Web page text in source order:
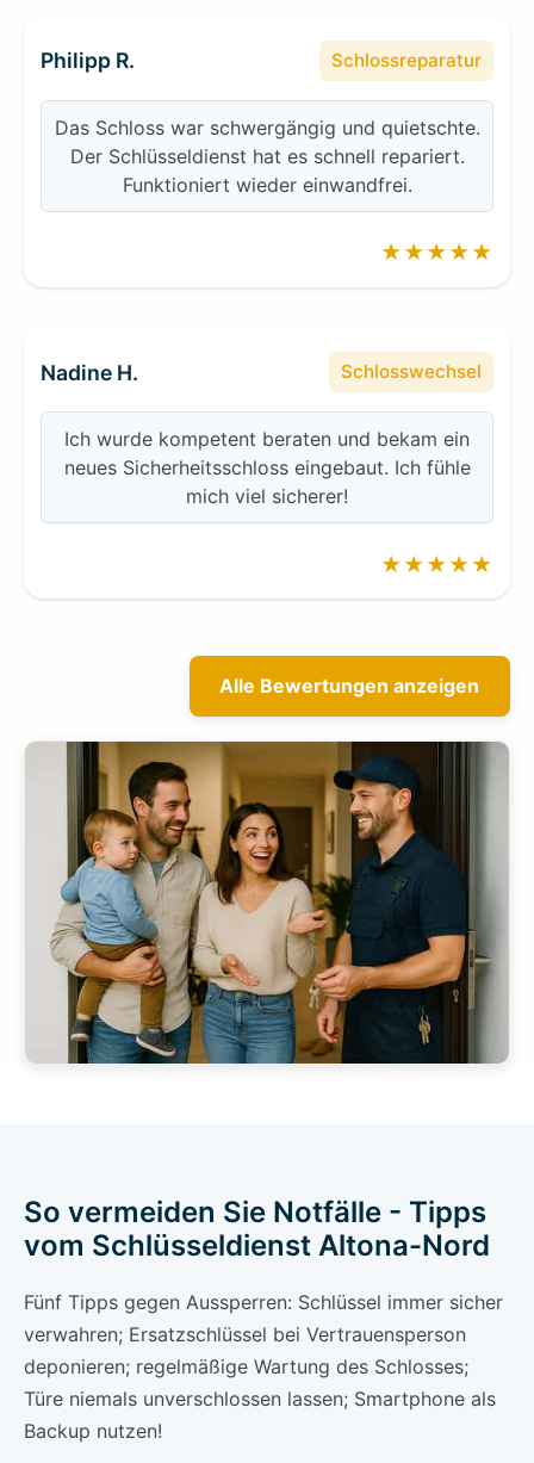
Philipp R. Schlossreparatur
Das Schloss war schwergängig und quietschte.
Der Schlüsseldienst hat es schnell repariert.
Funktioniert wieder einwandfrei.
★★★★★
Nadine H. Schlosswechsel
Ich wurde kompetent beraten und bekam ein
neues Sicherheitsschloss eingebaut. Ich fühle
mich viel sicherer!
★★★★★
Alle Bewertungen anzeigen
So vermeiden Sie Notfälle - Tipps
vom Schlüsseldienst Altona-Nord
Fünf Tipps gegen Aussperren: Schlüssel immer sicher
verwahren; Ersatzschlüssel bei Vertrauensperson
deponieren; regelmäßige Wartung des Schlosses;
Türe niemals unverschlossen lassen; Smartphone als
Backup nutzen!